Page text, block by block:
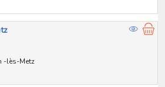
-lès-Metz